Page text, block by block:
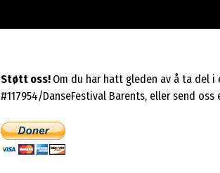
Støtt oss! Om du har hatt gleden av å ta del i
#117954/DanseFestival Barents, eller send